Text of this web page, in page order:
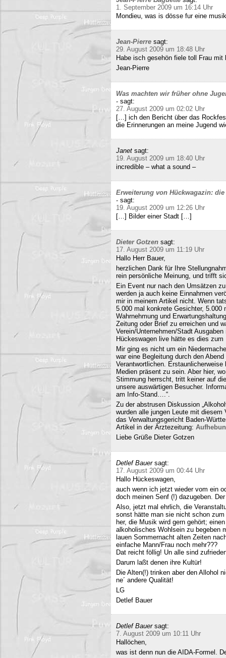
1. September 2009 um 16:14 Uhr
Mondieu, was is dösse fur eine
Jean-Pierre sagt:
29. August 2009 um 18:48 Uhr
Habe isch gesehön fiele toll Frau
Jean-Pierre
Was machten wir früher ohne
- sagt:
27. August 2009 um 02:02 Uhr
[…] ich den Bericht über das
die Erinnerungen an meine Jugend
Janet sagt:
19. August 2009 um 18:40 Uhr
incredible – what a sound –
Erweiterung von Hückwagazin:
- sagt:
19. August 2009 um 12:26 Uhr
[…] Bilder einer Stadt […]
Dieter Gotzen sagt:
17. August 2009 um 11:19 Uhr
Hallo Herr Bauer,
herzlichen Dank für Ihre
rein persönliche Meinung, und trifft
Ein Event nur nach den Umsätzen
werden ja auch keine Einnahmen
mir in meinem Artikel nicht. Wenn
5.000 mal konkrete Gesichter, 5.000
Wahrnehmung und
Zeitung oder Brief zu erreichen und
Verein/Unternehmen/Stadt
Hückeswagen live hätte es dies zum
Mir ging es nicht um ein
war eine Begleitung durch den
Verantwortlichen.
Medien präsent zu sein. Aber hier,
Stimmung herrscht, tritt keiner auf
unsere auswärtigen Besucher.
am Info-Stand….“.
Zu der abstrusen Diskussion
wurden alle jungen Leute mit
das Verwaltungsgericht Baden-
Artikel in der Ärztezeitung:
Liebe Grüße Dieter Gotzen
Detlef Bauer sagt:
17. August 2009 um 00:44 Uhr
Hallo Hückeswagen,
auch wenn ich jetzt wieder vom ein
doch meinen Senf (!) dazugeben.
Also, jetzt mal ehrlich, die
sonst hätte man sie nicht schon
her, die Musik wird gern gehört;
alkoholisches Wohlsein zu begeben
lauen Sommernacht alten Zeiten
einfache Mann/Frau noch mehr???
Dat reicht föllig! Un alle sind
Darum laßt denen ihre Kultür!
Die Alten(!) trinken aber den Allohol
ne´ andere Qualität!
LG
Detlef Bauer
Detlef Bauer sagt:
7. August 2009 um 10:11 Uhr
Hallöchen,
was ist denn nun die AIDA-Formel.